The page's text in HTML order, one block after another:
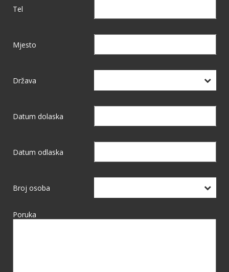
Tel
Mjesto
Država
Datum dolaska
Datum odlaska
Broj osoba
Poruka